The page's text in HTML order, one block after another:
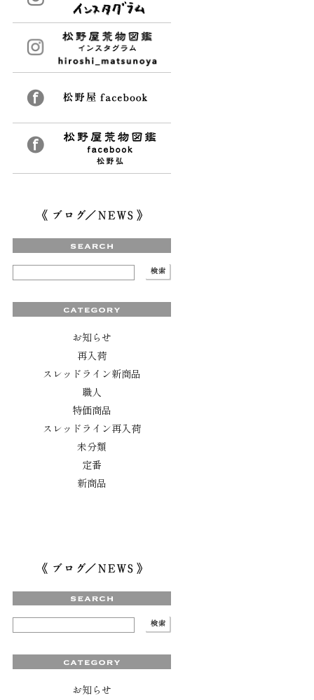
お知らせ
再入荷
スレッドライン新商品
職人
特価商品
スレッドライン再入荷
未分類
定番
新商品
お知らせ